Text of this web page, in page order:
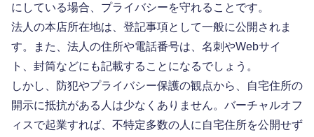
にしている場合、プライバシーを守れることです。
法人の本店所在地は、登記事項として一般に公開されま
す。また、法人の住所や電話番号は、名刺やWebサイ
ト、封筒などにも記載することになるでしょう。
しかし、防犯やプライバシー保護の観点から、自宅住所の
開示に抵抗がある人は少なくありません。バーチャルオフ
ィスで起業すれば、不特定多数の人に自宅住所を公開せず